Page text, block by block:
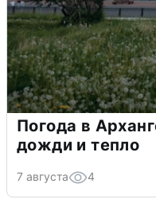
Погода в
дожди и тепло
7 августа 4